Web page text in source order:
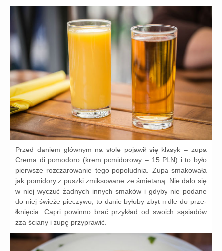
Przed daniem głów­nym na sto­le poja­wił się kla­syk – zupa
Crema di pomo­do­ro (krem pomi­do­ro­wy – 15 PLN) i to było
pierw­sze roz­cza­ro­wa­nie tego popo­łu­dnia. Zupa sma­ko­wa­ła
jak pomi­do­ry z pusz­ki zmik­so­wa­ne ze śmie­ta­ną. Nie dało się
w niej wyczuć żad­nych innych sma­ków i gdy­by nie poda­ne
do niej świe­że pie­czy­wo, to danie było­by zbyt mdłe do prze­
łknię­cia. Capri powin­no brać przy­kład od swo­ich sąsia­dów
zza ścia­ny i zupę przyprawić.